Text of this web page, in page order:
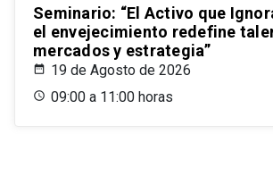
Seminario: “El Activo que
el envejecimiento redefine
mercados y estrategia”
19 de Agosto de 2026
09:00 a 11:00 horas